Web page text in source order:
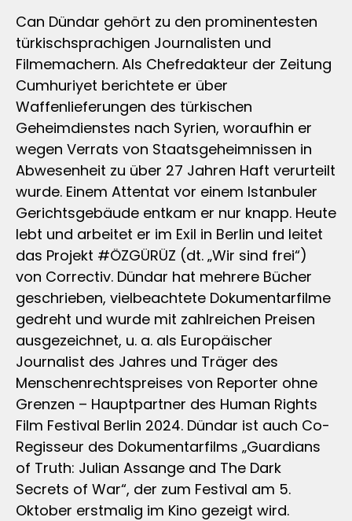
Can Dündar gehört zu den prominentesten
türkischsprachigen Journalisten und
Filmemachern. Als Chefredakteur der Zeitung
Cumhuriyet berichtete er über
Waffenlieferungen des türkischen
Geheimdienstes nach Syrien, woraufhin er
wegen Verrats von Staatsgeheimnissen in
Abwesenheit zu über 27 Jahren Haft verurteilt
wurde. Einem Attentat vor einem Istanbuler
Gerichtsgebäude entkam er nur knapp. Heute
lebt und arbeitet er im Exil in Berlin und leitet
das Projekt #ÖZGÜRÜZ (dt. „Wir sind frei“)
von Correctiv. Dündar hat mehrere Bücher
geschrieben, vielbeachtete Dokumentarfilme
gedreht und wurde mit zahlreichen Preisen
ausgezeichnet, u. a. als Europäischer
Journalist des Jahres und Träger des
Menschenrechtspreises von Reporter ohne
Grenzen – Hauptpartner des Human Rights
Film Festival Berlin 2024. Dündar ist auch Co-
Regisseur des Dokumentarfilms „Guardians
of Truth: Julian Assange and The Dark
Secrets of War“, der zum Festival am 5.
Oktober erstmalig im Kino gezeigt wird.